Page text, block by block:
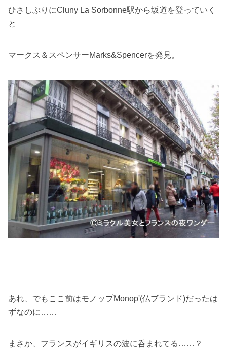
ひさしぶりにCluny La Sorbonne駅から坂道を登っていく
と
マークス＆スペンサーMarks&Spencerを発見。
あれ、でもここ前はモノップMonop'(仏ブランド)だったは
ずなのに……
まさか、フランスがイギリスの波に呑まれてる……？